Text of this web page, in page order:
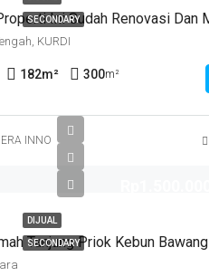
SECONDARY
KURDI
182m² 300m²
INNO
DIJUAL
SECONDARY
Tanjung Priok Kebun Bawang